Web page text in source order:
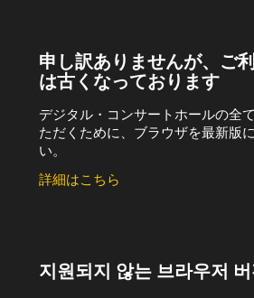
申し訳ありませんが、ご
は古くなっております
デジタル・コンサートホールの全
ただくために、ブラウザを最新版
い。
詳細はこちら
지원되지 않는 브라우저